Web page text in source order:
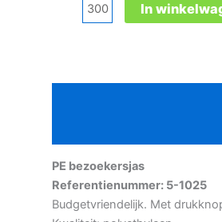
bezoekersjas
In
PE bezoekersjas
Referentienummer: 5-1025
Budgetvriendelijk. Met